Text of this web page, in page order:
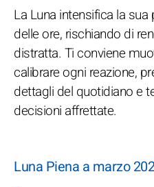
La Luna intensifica la
delle ore, rischiando di
distratta. Ti conviene
calibrare ogni reazione,
dettagli del quotidiano e
decisioni affrettate.
Luna Piena a marzo